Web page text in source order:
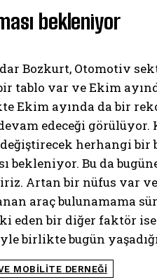
bekleniyor
Bozkurt, Otomotiv
tablo var ve Ekim
Ekim ayında da bir
edeceği
değiştirecek herhangi
bekleniyor. Bu da
Artan bir nüfus var
araç
eden bir diğer faktör
birlikte bugün
MOBILITE DERNEĞI